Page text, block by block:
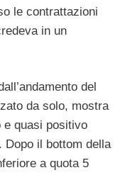
le contrattazioni
in un
del
da solo, mostra
e quasi positivo
Dopo il bottom della
a quota 5